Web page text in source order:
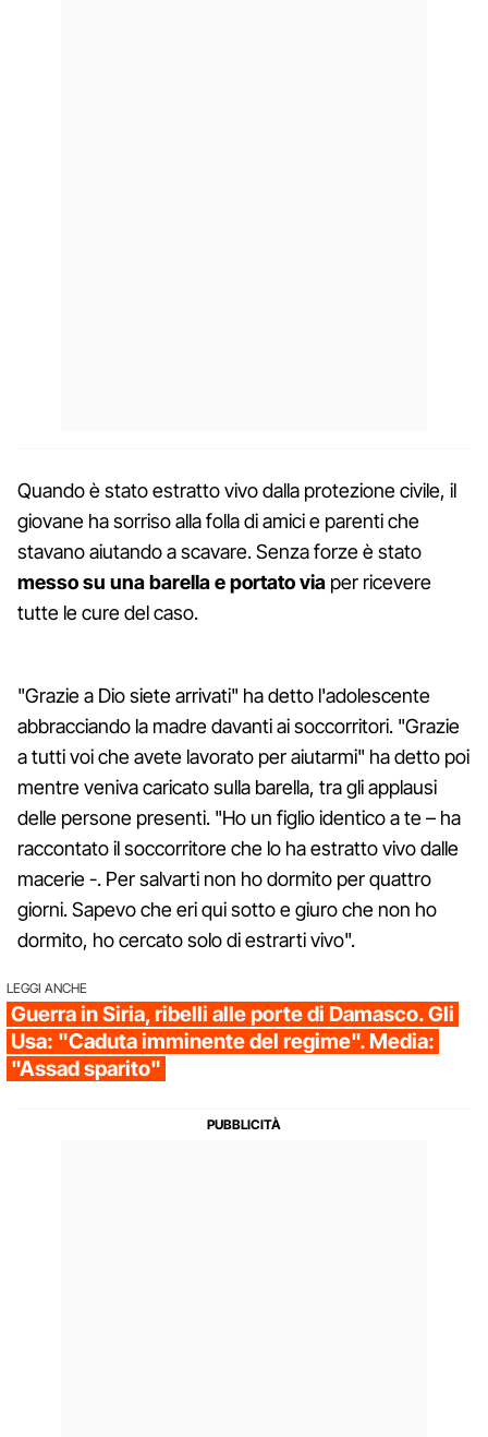
Quando è stato estratto vivo dalla protezione civile, il
giovane ha sorriso alla folla di amici e parenti che
stavano aiutando a scavare. Senza forze è stato
messo su una barella e portato via per ricevere
tutte le cure del caso.
"Grazie a Dio siete arrivati" ha detto l'adolescente
abbracciando la madre davanti ai soccorritori. "Grazie
a tutti voi che avete lavorato per aiutarmi" ha detto poi
mentre veniva caricato sulla barella, tra gli applausi
delle persone presenti. "Ho un figlio identico a te – ha
raccontato il soccorritore che lo ha estratto vivo dalle
macerie -. Per salvarti non ho dormito per quattro
giorni. Sapevo che eri qui sotto e giuro che non ho
dormito, ho cercato solo di estrarti vivo".
LEGGI ANCHE
Guerra in Siria, ribelli alle porte di Damasco. Gli
Usa: "Caduta imminente del regime". Media:
"Assad sparito"